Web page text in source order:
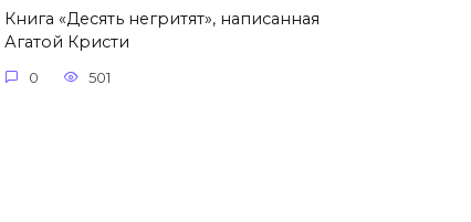
Книга «Десять негритят», написанная
Агатой Кристи
0 501